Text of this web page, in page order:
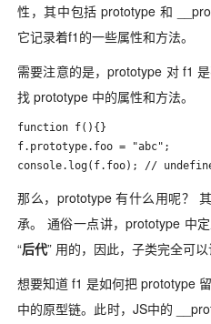
性，其中包括 prototype 和
它记录着f1的一些属性和方法。
需要注意的是，prototype 对 f1
找 prototype 中的属性和方法。
function f(){}
f.prototype.foo = "abc";
console.log(f.foo); //
那么，prototype 有什么用呢？
承。 通俗一点讲，prototype 中
“后代” 用的，因此，子类完全可
想要知道 f1 是如何把 prototype
中的原型链。此时，JS中的